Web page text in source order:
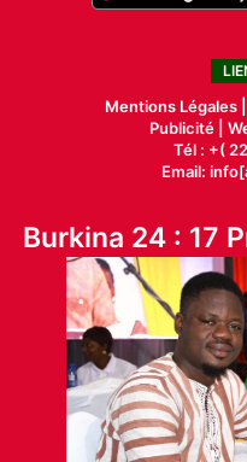
Mentions Légales |
Publicité|
Tél : +(
Email:
Burkina 24 : 17